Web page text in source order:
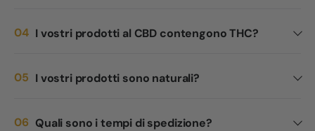
I vostri prodotti al CBD contengono THC?
I vostri prodotti sono naturali?
Quali sono i tempi di spedizione?